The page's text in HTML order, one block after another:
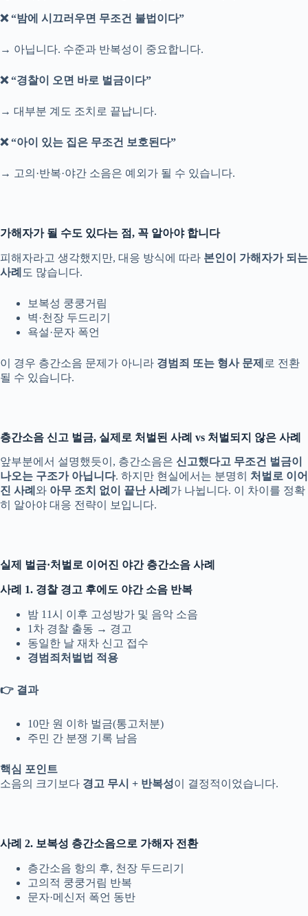
❌ “밤에 시끄러우면 무조건 불법이다”
→ 아닙니다. 수준과 반복성이 중요합니다.
❌ “경찰이 오면 바로 벌금이다”
→ 대부분 계도 조치로 끝납니다.
❌ “아이 있는 집은 무조건 보호된다”
→ 고의·반복·야간 소음은 예외가 될 수 있습니다.
가해자가 될 수도 있다는 점, 꼭 알아야 합니다
피해자라고 생각했지만, 대응 방식에 따라 본인이 가해자가 되는
사례 도 많습니다.
보복성 쿵쿵거림
벽·천장 두드리기
욕설·문자 폭언
이 경우 층간소음 문제가 아니라 경범죄 또는 형사 문제 로 전환
될 수 있습니다.
층간소음 신고 벌금, 실제로 처벌된 사례 vs 처벌되지 않은 사례
앞부분에서 설명했듯이, 층간소음은 신고했다고 무조건 벌금이
나오는 구조가 아닙니다. 하지만 현실에서는 분명히 처벌로 이어
진 사례 와 아무 조치 없이 끝난 사례 가 나뉩니다. 이 차이를 정확
히 알아야 대응 전략이 보입니다.
실제 벌금·처벌로 이어진 야간 층간소음 사례
사례 1. 경찰 경고 후에도 야간 소음 반복
밤 11시 이후 고성방가 및 음악 소음
1차 경찰 출동 → 경고
동일한 날 재차 신고 접수
경범죄처벌법 적용
👉 결과
10만 원 이하 벌금(통고처분)
주민 간 분쟁 기록 남음
핵심 포인트
소음의 크기보다 경고 무시 + 반복성이 결정적이었습니다.
사례 2. 보복성 층간소음으로 가해자 전환
층간소음 항의 후, 천장 두드리기
고의적 쿵쿵거림 반복
문자·메신저 폭언 동반